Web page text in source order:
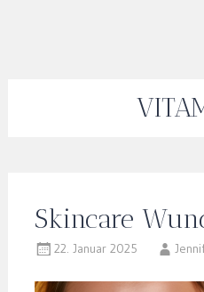
Skincare
22. Januar 2025